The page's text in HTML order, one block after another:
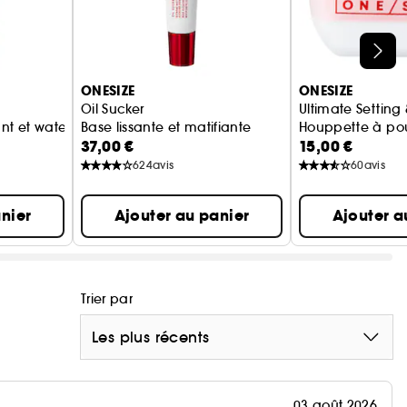
et favorise un teint unifié.
elle convient aux peaux sensibles.
texture.
et waterproof
ONESIZE
Oil Sucker
Base lissante et matifiante
37,00 €
624avis
Ajouter au panier
ONESIZE
Ultimate Setting
Houppette à
15,00 €
60avis
Ajouter
Trier par
Les plus récents